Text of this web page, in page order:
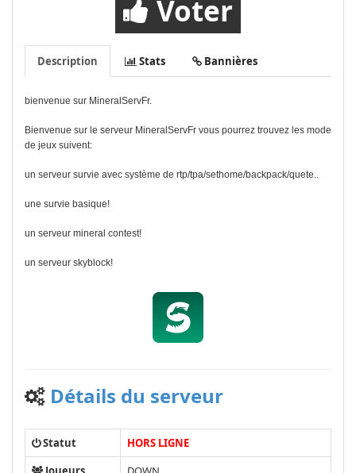
Voter
Description Stats Bannières
bienvenue sur MineralServFr.
Bienvenue sur le serveur MineralServFr vous pourrez trouvez les mode
de jeux suivent:
un serveur survie avec système de rtp/tpa/sethome/backpack/quete..
une survie basique!
un serveur mineral contest!
un serveur skyblock!
Détails du serveur
Statut
HORS LIGNE